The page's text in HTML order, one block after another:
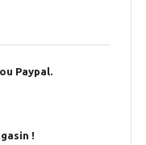
Paypal.
!